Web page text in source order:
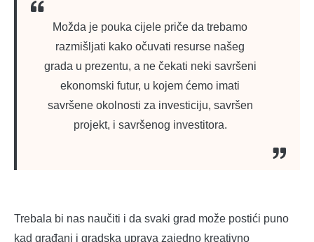
Možda je pouka cijele priče da trebamo
razmišljati kako očuvati resurse našeg
grada u prezentu, a ne čekati neki savršeni
ekonomski futur, u kojem ćemo imati
savršene okolnosti za investiciju, savršen
projekt, i savršenog investitora.
Trebala bi nas naučiti i da svaki grad može postići puno
kad građani i gradska uprava zajedno kreativno